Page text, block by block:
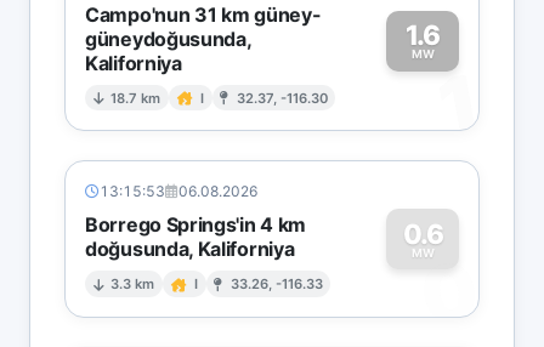
Campo'nun 31 km güney-
güneydoğusunda,
Kaliforniya
18.7 km I 32.37, -116.30
1.6
MW
1
13:15:53 06.08.2026
Borrego Springs'in 4 km
doğusunda, Kaliforniya
3.3 km I 33.26, -116.33
0.6
MW
0